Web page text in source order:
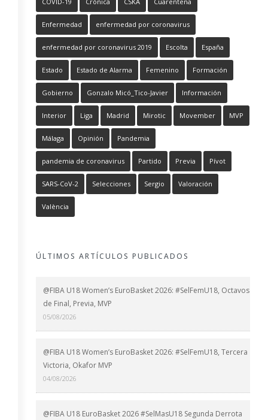
Enfermedad enfermedad por coronavirus
enfermedad por coronavirus 2019 Escolta España
Estado Estado de Alarma Femenino Formación
Gobierno Gonzalo Micó_Tico-Javier Información
Interior Liga Madrid Mirotic Movember MVP
Málaga Opinión Pandemia
pandemia de coronavirus Partido Previa Pívot
SARS-CoV-2 Selecciones Sergio Valoración
València
ÚLTIMOS ARTÍCULOS PUBLICADOS
@FIBA U18 Women’s EuroBasket 2026: #SelFemU18, Octavos
de Final, Previa, MVP
05/08/2026
@FIBA U18 Women’s EuroBasket 2026: #SelFemU18, Tercera
Victoria, Okafor MVP
04/08/2026
@FIBA U18 EuroBasket 2026 #SelMasU18 Segunda Derrota